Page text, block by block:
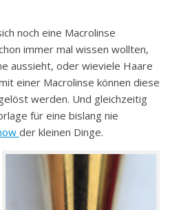
noch eine Macrolinse
immer mal wissen wollten,
aussieht, oder wieviele Haare
einer Macrolinse können diese
werden. Und gleichzeitig
für eine bislang nie
der kleinen Dinge.